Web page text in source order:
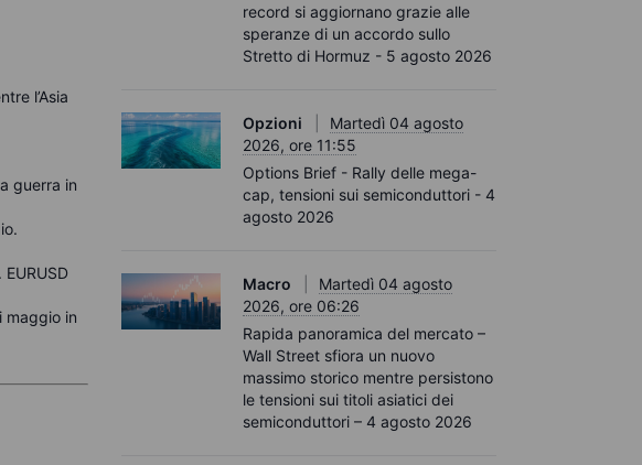
l’Asia
guerra in
maggio in
record si aggiornano grazie alle
speranze di un accordo sullo
Stretto di Hormuz - 5 agosto 2026
Opzioni
Martedì 04 agosto
2026, ore 11:55
Options Brief - Rally delle mega-
cap, tensioni sui semiconduttori - 4
agosto 2026
Macro
Martedì 04 agosto
2026, ore 06:26
Rapida panoramica del mercato –
Wall Street sfiora un nuovo
massimo storico mentre persistono
le tensioni sui titoli asiatici dei
semiconduttori – 4 agosto 2026